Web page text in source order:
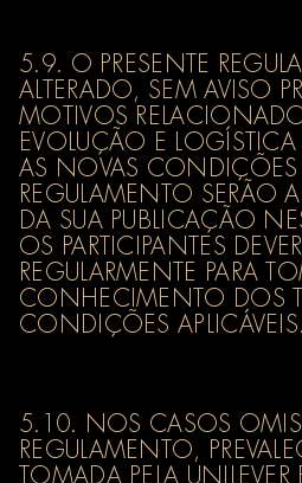
5.9. O PRESENTE
ALTERADO, SEM AVISO
MOTIVOS
EVOLUÇÃO E LOGÍSTICA
AS NOVAS
REGULAMENTO SERÃO
DA SUA PUBLICAÇÃO
OS PARTICIPANTES
REGULARMENTE PARA
CONHECIMENTO DOS
CONDIÇÕES APLICÁVEIS.
5.10. NOS CASOS
REGULAMENTO,
TOMADA PELA UNILEVER